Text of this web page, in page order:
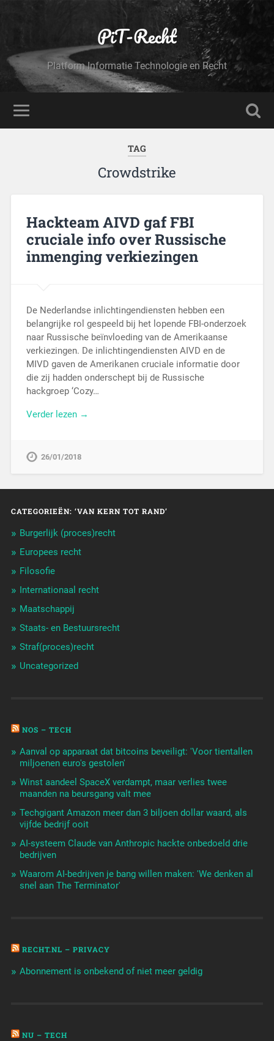
PiT-Recht
Platform Informatie Technologie en Recht
TAG
Crowdstrike
Hackteam AIVD gaf FBI
cruciale info over Russische
inmenging verkiezingen
De Nederlandse inlichtingendiensten hebben een
belangrijke rol gespeeld bij het lopende FBI-onderzoek
naar Russische beïnvloeding van de Amerikaanse
verkiezingen. De inlichtingendiensten AIVD en de
MIVD gaven de Amerikanen cruciale informatie door
die zij hadden onderschept bij de Russische
hackgroep ‘Cozy…
Verder lezen →
26/01/2018
CATEGORIEËN: ‘VAN KERN TOT RAND’
Burgerlijk (proces)recht
Europees recht
Filosofie
Internationaal recht
Maatschappij
Staats- en Bestuursrecht
Straf(proces)recht
Uncategorized
NOS – TECH
Aanval op apparaat dat bitcoins beveiligt: 'Voor tientallen
miljoenen euro's gestolen'
Winst aandeel SpaceX verdampt, maar verlies twee
maanden na beursgang valt mee
Techgigant Amazon meer dan 3 biljoen dollar waard, als
vijfde bedrijf ooit
AI-systeem Claude van Anthropic hackte onbedoeld drie
bedrijven
Waarom AI-bedrijven je bang willen maken: 'We denken al
snel aan The Terminator'
RECHT.NL – PRIVACY
Abonnement is onbekend of niet meer geldig
NU – TECH